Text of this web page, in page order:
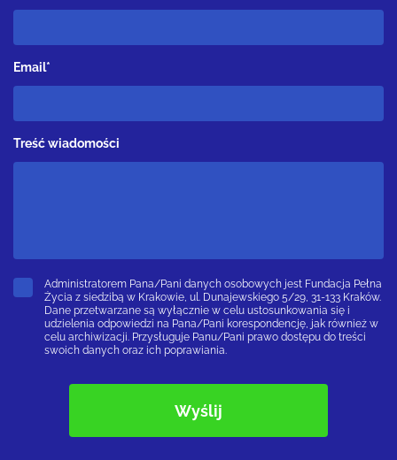
Email*
Treść wiadomości
Administratorem Pana/Pani danych osobowych jest Fundacja Pełna
Życia z siedzibą w Krakowie, ul. Dunajewskiego 5/29, 31-133 Kraków.
Dane przetwarzane są wyłącznie w celu ustosunkowania się i
udzielenia odpowiedzi na Pana/Pani korespondencję, jak również w
celu archiwizacji. Przysługuje Panu/Pani prawo dostępu do treści
swoich danych oraz ich poprawiania.